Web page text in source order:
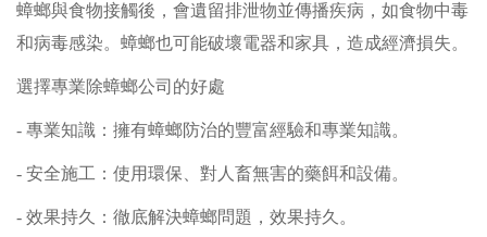
蟑螂與食物接觸後，會遺留排泄物並傳播疾病，如食物中毒
和病毒感染。蟑螂也可能破壞電器和家具，造成經濟損失。
選擇專業除蟑螂公司的好處
- 專業知識：擁有蟑螂防治的豐富經驗和專業知識。
- 安全施工：使用環保、對人畜無害的藥餌和設備。
- 效果持久：徹底解決蟑螂問題，效果持久。